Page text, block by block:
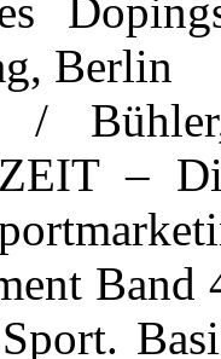
Berlin
/
–